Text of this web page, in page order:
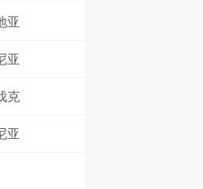
亚
亚
克
亚